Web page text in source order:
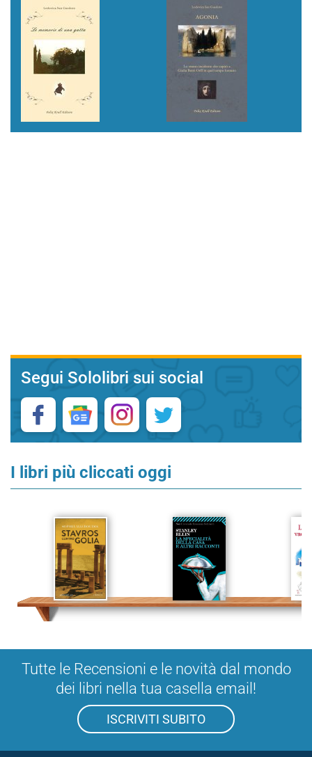
Segui Sololibri sui social
I libri più cliccati oggi
Tutte le Recensioni e le novità dal mondo
dei libri nella tua casella email!
ISCRIVITI SUBITO